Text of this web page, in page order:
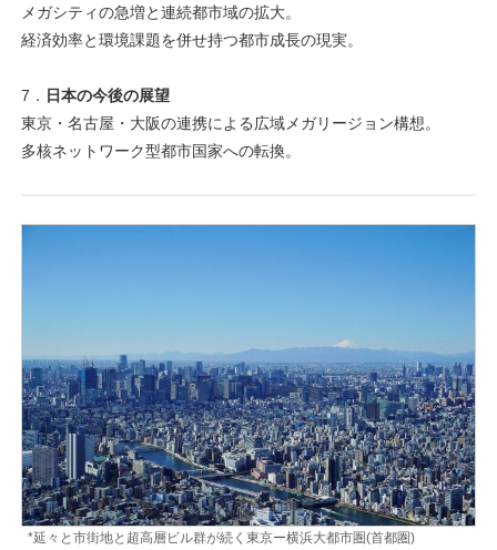
メガシティの急増と連続都市域の拡大。
経済効率と環境課題を併せ持つ都市成長の現実。
7． 日本の今後の展望
東京・名古屋・大阪の連携による広域メガリージョン構想。
多核ネットワーク型都市国家への転換。
*延々と市街地と超高層ビル群が続く東京ー横浜大都市圏(首都圏)